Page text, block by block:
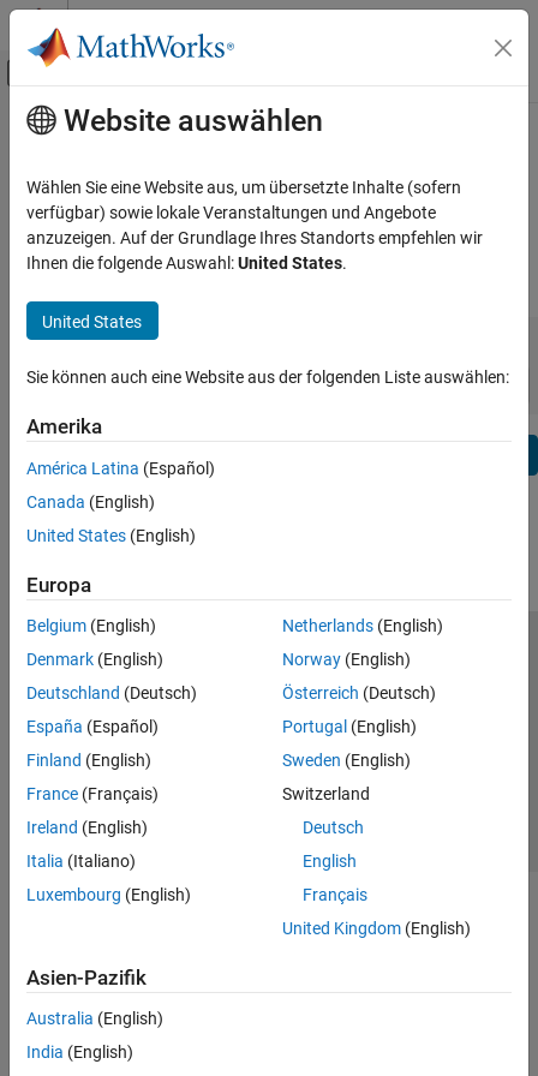
Weiter zum Inhalt
Umschaltung für Off-Canvas-
Anzeigen nach: Kategorie
Using MATLAB
MATLAB
Using Simulink
Simulink
Physical Modeling
Real-Time Simulation and Testing
Workflows
Reporting and Database Access
Systems Engineering
Code Generation
Verification, Validation, and Test
Cloud Capabilities
Teaching and Learning
Mathematics and Optimization
Signal Processing
Test and Measurement
RF and Mixed Signal
Wireless Communications
Hauptinhalt
Antenna Toolbox Release Notes
Bug Reports | Bug Fixes expand all in page
| Release Range:to
Starting Release
toEnding Release
Sort by:
Text Filter: Antenna Toolbox Release Notes
Website auswählen
Wählen Sie eine Website aus, um übersetzte Inhalte (sofern
verfügbar) sowie lokale Veranstaltungen und Angebote
anzuzeigen. Auf der Grundlage Ihres Standorts empfehlen wir
Ihnen die folgende Auswahl:United States.
United States
Sie können auch eine Website aus der folgenden Liste auswählen:
Amerika
América Latina (Español)
Canada (English)
United States (English)
Europa
Belgium (English)
Denmark (English)
Deutschland (Deutsch)
España (Español)
Finland (English)
France (Français)
Ireland (English)
Italia (Italiano)
Luxembourg (English)
Netherlands(English)
Norway(English)
Österreich (Deutsch)
Portugal (English)
Sweden (English)
Switzerland
Deutsch
English
Français
United Kingdom(English)
Asien-Pazifik
Australia (English)
India (English)
Trust Center Handelsmarken
Datenschutz-Richtlinien
Datendiebstahl verhindern
Status von Anwendungen
© 1994-2026 The MathWorks, Inc.